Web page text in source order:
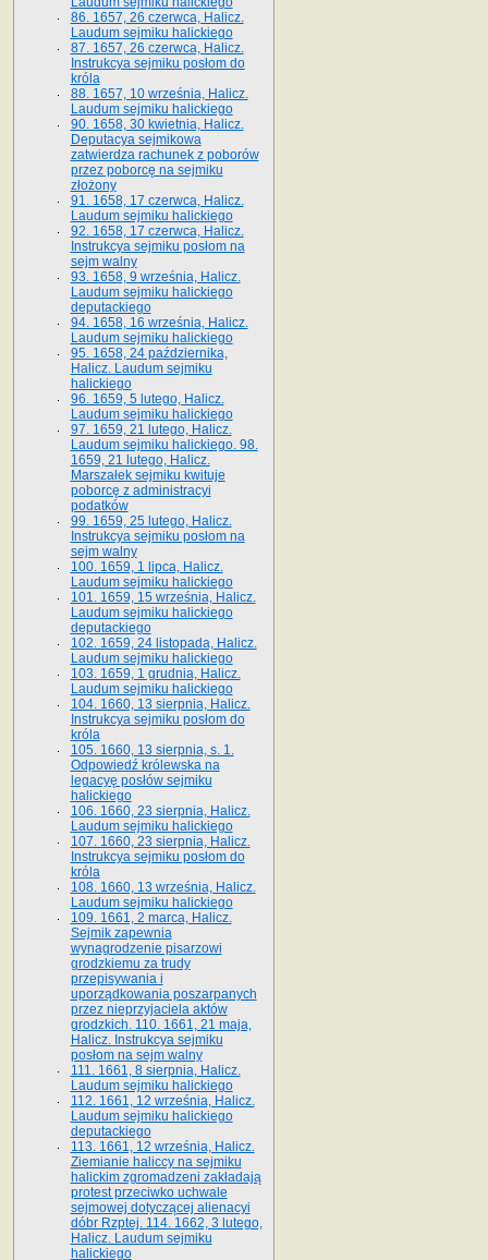
86. 1657, 26 czerwca, Halicz.
Laudum sejmiku halickiego
87. 1657, 26 czerwca, Halicz.
Instrukcya sejmiku posłom do
króla
88. 1657, 10 września, Halicz.
Laudum sejmiku halickiego
90. 1658, 30 kwietnia, Halicz.
Deputacya sejmikowa
zatwierdza rachunek z poborów
przez poborcę na sejmiku
złożony
91. 1658, 17 czerwca, Halicz.
Laudum sejmiku halickiego
92. 1658, 17 czerwca, Halicz.
Instrukcya sejmiku posłom na
sejm walny
93. 1658, 9 września, Halicz.
Laudum sejmiku halickiego
deputackiego
94. 1658, 16 września, Halicz.
Laudum sejmiku halickiego
95. 1658, 24 października,
Halicz. Laudum sejmiku
halickiego
96. 1659, 5 lutego, Halicz.
Laudum sejmiku halickiego
97. 1659, 21 lutego, Halicz.
Laudum sejmiku halickiego. 98.
1659, 21 lutego, Halicz.
Marszałek sejmiku kwituje
poborcę z administracyi
podatków
99. 1659, 25 lutego, Halicz.
Instrukcya sejmiku posłom na
sejm walny
100. 1659, 1 lipca, Halicz.
Laudum sejmiku halickiego
101. 1659, 15 września, Halicz.
Laudum sejmiku halickiego
deputackiego
102. 1659, 24 listopada, Halicz.
Laudum sejmiku halickiego
103. 1659, 1 grudnia, Halicz.
Laudum sejmiku halickiego
104. 1660, 13 sierpnia, Halicz.
Instrukcya sejmiku posłom do
króla
105. 1660, 13 sierpnia, s. 1.
Odpowiedź królewska na
legacyę posłów sejmiku
halickiego
106. 1660, 23 sierpnia, Halicz.
Laudum sejmiku halickiego
107. 1660, 23 sierpnia, Halicz.
Instrukcya sejmiku posłom do
króla
108. 1660, 13 września, Halicz.
Laudum sejmiku halickiego
109. 1661, 2 marca, Halicz.
Sejmik zapewnia
wynagrodzenie pisarzowi
grodzkiemu za trudy
przepisywania i
uporządkowania poszarpanych
przez nieprzyjaciela aktów
grodzkich. 110. 1661, 21 maja,
Halicz. Instrukcya sejmiku
posłom na sejm walny
111. 1661, 8 sierpnia, Halicz.
Laudum sejmiku halickiego
112. 1661, 12 września, Halicz.
Laudum sejmiku halickiego
deputackiego
113. 1661, 12 września, Halicz.
Ziemianie haliccy na sejmiku
halickim zgromadzeni zakładają
protest przeciwko uchwale
sejmowej dotyczącej alienacyi
dóbr Rzptej. 114. 1662, 3 lutego,
Halicz. Laudum sejmiku
halickiego